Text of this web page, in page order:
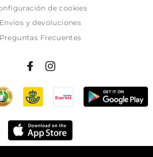
de cookies
Envíos y devoluciones
Preguntas Frecuentes